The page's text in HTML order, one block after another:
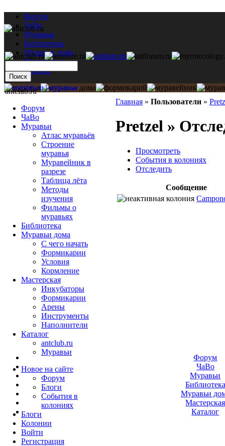
Форум
ЧаВо
Муравьи
Библиотека
Муравьи дома
Мастерская
Каталог
Главная » Пользователи »
Pretzel »
Просмотреть
События в колониях
Отследить
Сообщение
antclub.ru
Форум
ЧаВо
Муравьи
Атлас муравьёв
Строение
муравья
Муравейник в
разрезе
Таблица лёта
Методы
изучения
Фильмы о
муравьях
Библиотека
Муравьи дома
С чего начать
Формикарии
Условия
Кормление
Мастерская
Инкубаторы
Формикарии
Арены
Инструменты
Наполнители
Каталог
antclub.ru
Муравьи
Новое на сайте
Форум
Блоги
События в
колониях
Блоги
Колонии
Войти
Peгиcтpaция
Форум
ЧаВо
Муравьи
Библиотека
Муравьи
Мастерская
Каталог